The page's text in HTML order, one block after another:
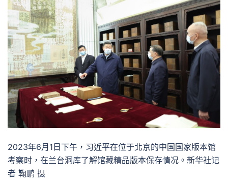
2023年6月1日下午，习近平在位于北京的中国国家版本馆
考察时，在兰台洞库了解馆藏精品版本保存情况。新华社记
者 鞠鹏 摄